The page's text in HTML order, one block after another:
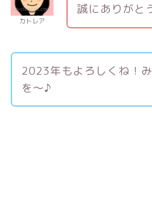
カトレア
誠にありがと
2023年もよろしくね！
を〜♪